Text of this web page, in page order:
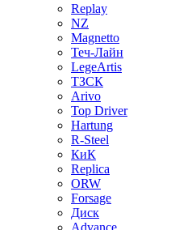
Replay
NZ
Magnetto
Теч-Лайн
LegeArtis
ТЗСК
Arivo
Top Driver
Hartung
R-Steel
КиК
Replica
ORW
Forsage
Диск
Advance